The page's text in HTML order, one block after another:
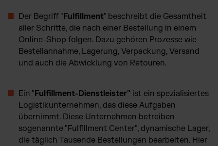
Der Begriff "Fulfillment" beschreibt die Gesamtheit
aller Schritte, die nach einer Bestellung in einem
Online-Shop folgen. Dazu gehören Prozesse wie
Bestellannahme, Lagerung, Verpackung, Versand
und auch die Abwicklung von Retouren.
Ein "Fulfillment-Dienstleister" ist ein spezialisiertes
Logistikunternehmen, das diese Aufgaben
übernimmt. Diese Unternehmen betreiben
sogenannte "Fulfillment Center", dynamische Lager,
die täglich Tausende Bestellungen bearbeiten. Hier